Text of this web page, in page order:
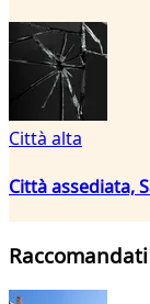
Città alta
Città assediata,